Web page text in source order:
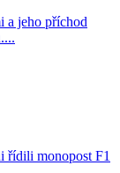
a jeho příchod
řídili monopost F1